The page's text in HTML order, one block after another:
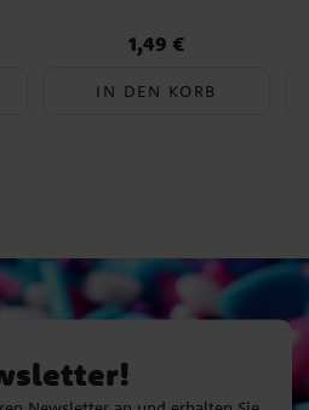
Preis:1,49 €
1,49 €
IN DEN KORB